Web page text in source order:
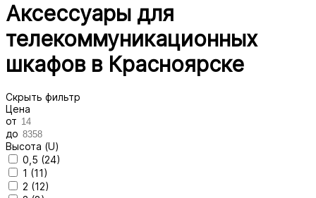
Аксессуары для
телекоммуникационных
шкафов в Красноярске
Скрыть фильтр
Цена
от
до
Высота (U)
0,5 (24)
1 (11)
2 (12)